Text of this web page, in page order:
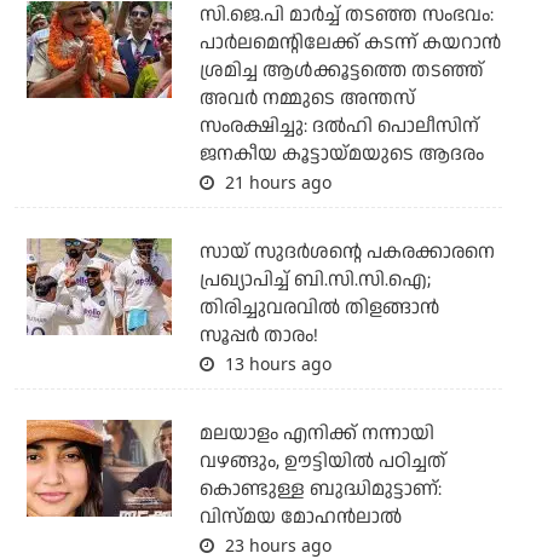
സി.ജെ.പി മാര്‍ച്ച് തടഞ്ഞ സംഭവം:
പാര്‍ലമെന്റിലേക്ക് കടന്ന് കയറാന്‍
ശ്രമിച്ച ആള്‍ക്കൂട്ടത്തെ തടഞ്ഞ്
അവര്‍ നമ്മുടെ അന്തസ്
സംരക്ഷിച്ചു: ദല്‍ഹി പൊലീസിന്
ജനകീയ കൂട്ടായ്മയുടെ ആദരം
21 hours ago
സായ് സുദര്‍ശന്റെ പകരക്കാരനെ
പ്രഖ്യാപിച്ച് ബി.സി.സി.ഐ;
തിരിച്ചുവരവില്‍ തിളങ്ങാന്‍
സൂപ്പര്‍ താരം!
13 hours ago
മലയാളം എനിക്ക് നന്നായി
വഴങ്ങും, ഊട്ടിയില്‍ പഠിച്ചത്
കൊണ്ടുള്ള ബുദ്ധിമുട്ടാണ്:
വിസ്മയ മോഹന്‍ലാല്‍
23 hours ago